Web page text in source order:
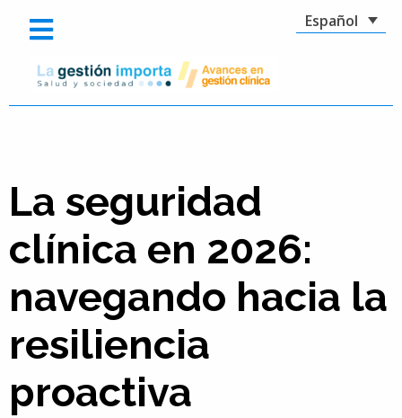
Español
La seguridad
clínica en 2026:
navegando hacia la
resiliencia
proactiva